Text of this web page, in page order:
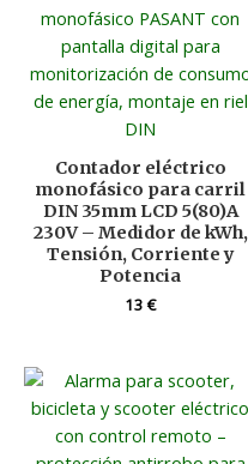
Contador eléctrico
monofásico para carril
DIN 35mm LCD 5(80)A
230V – Medidor de kWh,
Tensión, Corriente y
Potencia
13€